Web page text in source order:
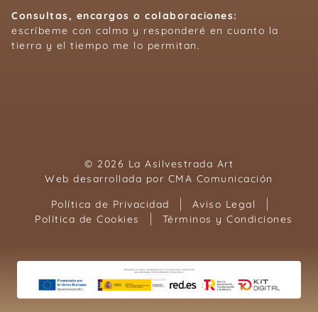
Consultas, encargos o colaboraciones:
escríbeme con calma y responderé en cuanto la
tierra y el tiempo me lo permitan.
© 2026 La Asilvestrada Art
Web desarrollada por CMA Comunicación
Política de Privacidad
Aviso Legal
Política de Cookies
Términos y Condiciones